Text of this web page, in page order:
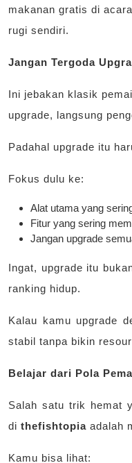
makanan gratis di
rugi sendiri.
Jangan Tergoda
Ini jebakan klasik
upgrade, langsung
Padahal upgrade itu
Fokus dulu ke:
Alat utama yang
Fitur yang sering
Jangan upgrade
Ingat, upgrade itu
ranking hidup.
Kalau kamu upgrade
stabil tanpa bikin
Belajar dari Pola
Salah satu trik hemat
di thefishtopia adalah
Kamu bisa lihat: